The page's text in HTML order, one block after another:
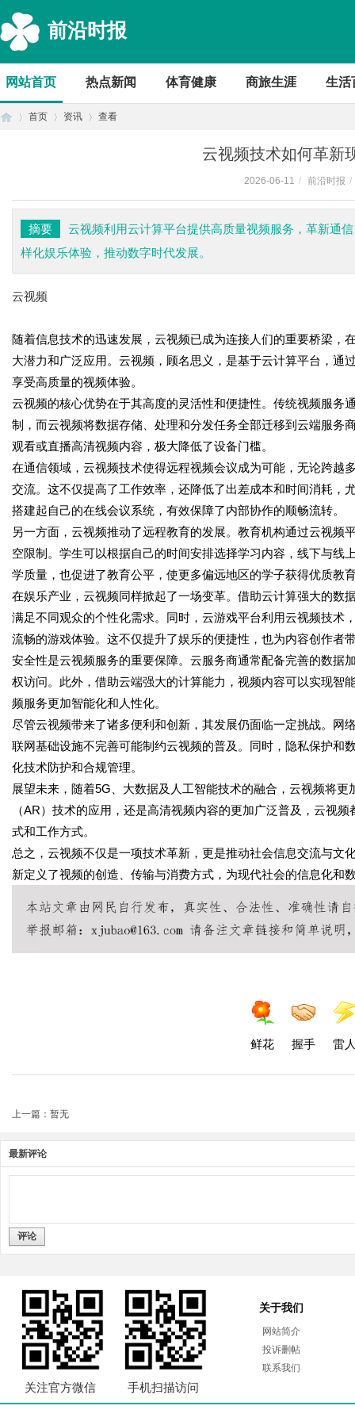
前沿时报
网站首页 热点新闻 体育健康 商旅生涯 生活
首页 资讯 查看
云视频技术如何革新
2026-06-11 / 前沿时报 /
摘要
云视频利用云计算平台提供高质量视频服务，革新通
样化娱乐体验，推动数字时代发展。
云视频
随着信息技术的迅速发展，云视频已成为连接人们的重要桥梁
大潜力和广泛应用。云视频，顾名思义，是基于云计算平台，
享受高质量的视频体验。
云视频的核心优势在于其高度的灵活性和便捷性。传统视频服务
制，而云视频将数据存储、处理和分发任务全部迁移到云端服务
观看或直播高清视频内容，极大降低了设备门槛。
在通信领域，云视频技术使得远程视频会议成为可能，无论跨越
交流。这不仅提高了工作效率，还降低了出差成本和时间消耗，
搭建起自己的在线会议系统，有效保障了内部协作的顺畅流转。
另一方面，云视频推动了远程教育的发展。教育机构通过云视
空限制。学生可以根据自己的时间安排选择学习内容，线下与
学质量，也促进了教育公平，使更多偏远地区的学子获得优质教
在娱乐产业，云视频同样掀起了一场变革。借助云计算强大的数
满足不同观众的个性化需求。同时，云游戏平台利用云视频技术
流畅的游戏体验。这不仅提升了娱乐的便捷性，也为内容创作者
安全性是云视频服务的重要保障。云服务商通常配备完善的数据
权访问。此外，借助云端强大的计算能力，视频内容可以实现智
频服务更加智能化和人性化。
尽管云视频带来了诸多便利和创新，其发展仍面临一定挑战。网
联网基础设施不完善可能制约云视频的普及。同时，隐私保护和
化技术防护和合规管理。
展望未来，随着5G、大数据及人工智能技术的融合，云视频将
（AR）技术的应用，还是高清视频内容的更加广泛普及，云视
式和工作方式。
总之，云视频不仅是一项技术革新，更是推动社会信息交流与
新定义了视频的创造、传输与消费方式，为现代社会的信息化和
鲜花 握手 雷
上一篇：暂无
最新评论
评论
关注官方微信 手机扫描访问
关于我们
网站简介
投诉删帖
联系我们